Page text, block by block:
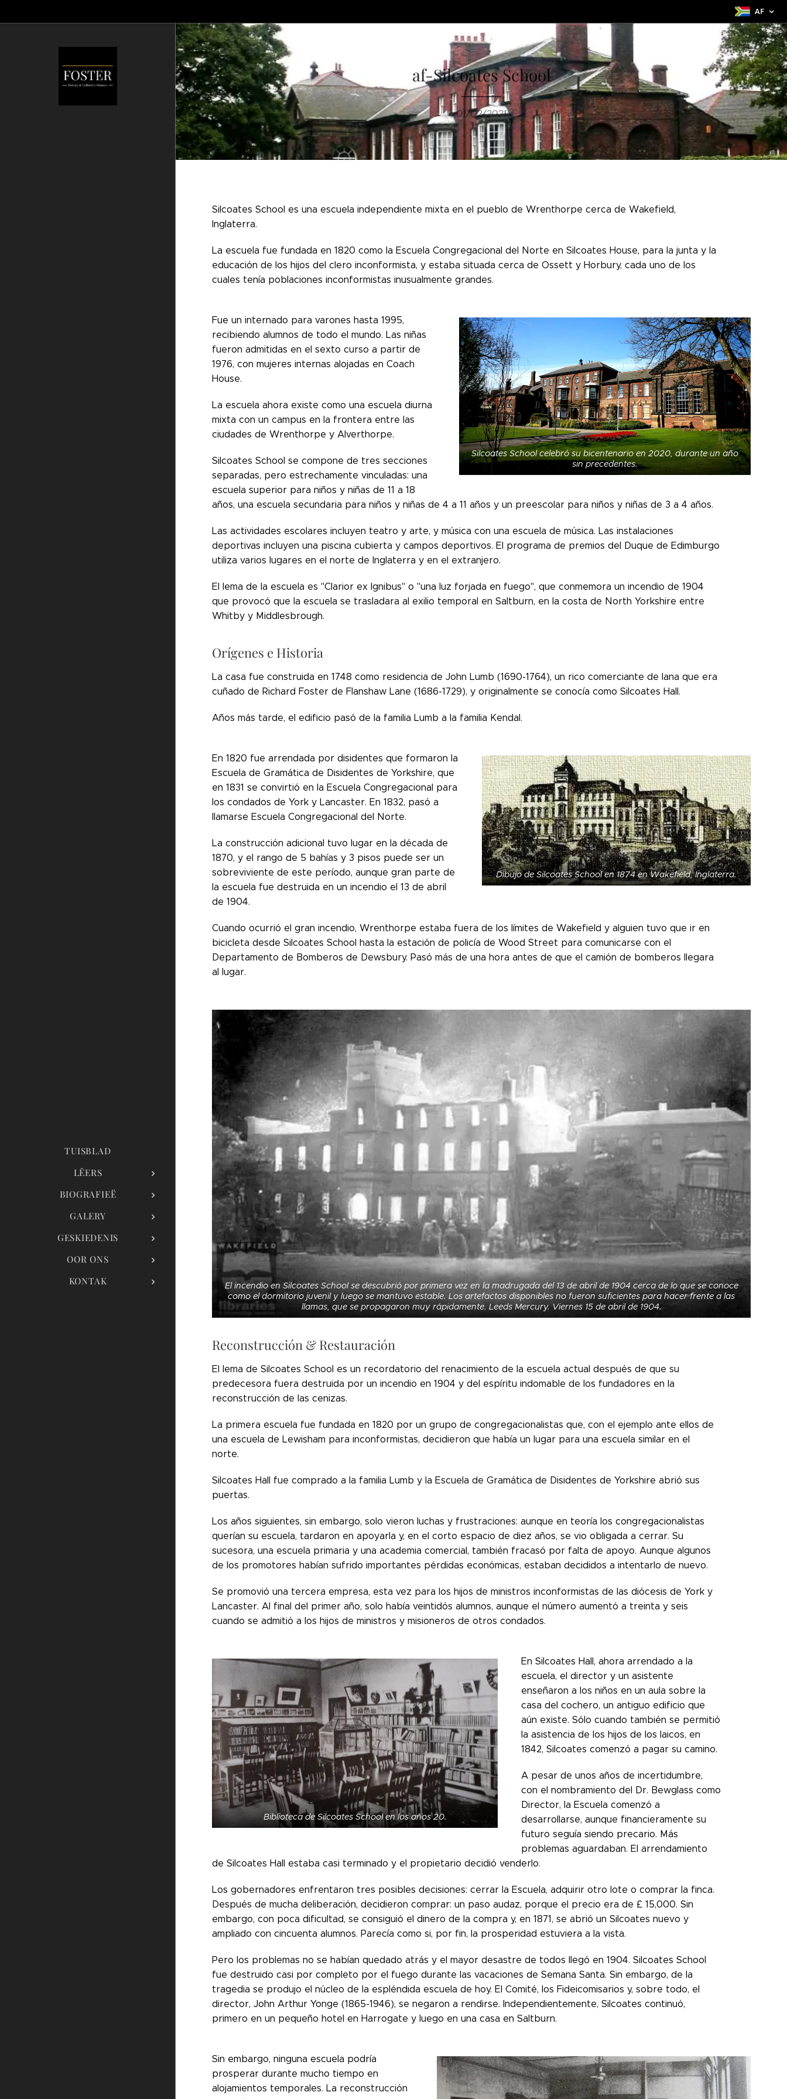
AF
TUISBLAD
LÊERS
BIOGRAFIEË
GALERY
GESKIEDENIS
OOR ONS
KONTAK
af-Silcoates School
01/02/2021
Silcoates School es una escuela independiente mixta en el pueblo de Wrenthorpe cerca de Wakefield,
Inglaterra.
La escuela fue fundada en 1820 como la Escuela Congregacional del Norte en Silcoates House, para la junta y la
educación de los hijos del clero inconformista, y estaba situada cerca de Ossett y Horbury, cada uno de los
cuales tenía poblaciones inconformistas inusualmente grandes.
Silcoates School celebró su bicentenario en 2020, durante un año
sin precedentes.
Fue un internado para varones hasta 1995,
recibiendo alumnos de todo el mundo. Las niñas
fueron admitidas en el sexto curso a partir de
1976, con mujeres internas alojadas en Coach
House.
La escuela ahora existe como una escuela diurna
mixta con un campus en la frontera entre las
ciudades de Wrenthorpe y Alverthorpe.
Silcoates School se compone de tres secciones
separadas, pero estrechamente vinculadas: una
escuela superior para niños y niñas de 11 a 18
años, una escuela secundaria para niños y niñas de 4 a 11 años y un preescolar para niños y niñas de 3 a 4 años.
Las actividades escolares incluyen teatro y arte, y música con una escuela de música. Las instalaciones
deportivas incluyen una piscina cubierta y campos deportivos. El programa de premios del Duque de Edimburgo
utiliza varios lugares en el norte de Inglaterra y en el extranjero.
El lema de la escuela es "Clarior ex Ignibus" o "una luz forjada en fuego", que conmemora un incendio de 1904
que provocó que la escuela se trasladara al exilio temporal en Saltburn, en la costa de North Yorkshire entre
Whitby y Middlesbrough.
Orígenes e Historia
La casa fue construida en 1748 como residencia de John Lumb (1690-1764), un rico comerciante de lana que era
cuñado de Richard Foster de Flanshaw Lane (1686-1729), y originalmente se conocía como Silcoates Hall.
Años más tarde, el edificio pasó de la familia Lumb a la familia Kendal.
Dibujo de Silcoates School en 1874 en Wakefield, Inglaterra.
En 1820 fue arrendada por disidentes que formaron la
Escuela de Gramática de Disidentes de Yorkshire, que
en 1831 se convirtió en la Escuela Congregacional para
los condados de York y Lancaster. En 1832, pasó a
llamarse Escuela Congregacional del Norte.
La construcción adicional tuvo lugar en la década de
1870, y el rango de 5 bahías y 3 pisos puede ser un
sobreviviente de este período, aunque gran parte de
la escuela fue destruida en un incendio el 13 de abril
de 1904.
Cuando ocurrió el gran incendio, Wrenthorpe estaba fuera de los límites de Wakefield y alguien tuvo que ir en
bicicleta desde Silcoates School hasta la estación de policía de Wood Street para comunicarse con el
Departamento de Bomberos de Dewsbury. Pasó más de una hora antes de que el camión de bomberos llegara
al lugar.
El incendio en Silcoates School se descubrió por primera vez en la madrugada del 13 de abril de 1904 cerca de lo que se conoce
como el dormitorio juvenil y luego se mantuvo estable. Los artefactos disponibles no fueron suficientes para hacer frente a las
llamas, que se propagaron muy rápidamente. Leeds Mercury. Viernes 15 de abril de 1904.
Reconstrucción & Restauración
El lema de Silcoates School es un recordatorio del renacimiento de la escuela actual después de que su
predecesora fuera destruida por un incendio en 1904 y del espíritu indomable de los fundadores en la
reconstrucción de las cenizas.
La primera escuela fue fundada en 1820 por un grupo de congregacionalistas que, con el ejemplo ante ellos de
una escuela de Lewisham para inconformistas, decidieron que había un lugar para una escuela similar en el
norte.
Silcoates Hall fue comprado a la familia Lumb y la Escuela de Gramática de Disidentes de Yorkshire abrió sus
puertas.
Los años siguientes, sin embargo, solo vieron luchas y frustraciones: aunque en teoría los congregacionalistas
querían su escuela, tardaron en apoyarla y, en el corto espacio de diez años, se vio obligada a cerrar. Su
sucesora, una escuela primaria y una academia comercial, también fracasó por falta de apoyo. Aunque algunos
de los promotores habían sufrido importantes pérdidas económicas, estaban decididos a intentarlo de nuevo.
Se promovió una tercera empresa, esta vez para los hijos de ministros inconformistas de las diócesis de York y
Lancaster. Al final del primer año, solo había veintidós alumnos, aunque el número aumentó a treinta y seis
cuando se admitió a los hijos de ministros y misioneros de otros condados.
Biblioteca de Silcoates School en los años 20.
En Silcoates Hall, ahora arrendado a la
escuela, el director y un asistente
enseñaron a los niños en un aula sobre la
casa del cochero, un antiguo edificio que
aún existe. Sólo cuando también se permitió
la asistencia de los hijos de los laicos, en
1842, Silcoates comenzó a pagar su camino.
A pesar de unos años de incertidumbre,
con el nombramiento del Dr. Bewglass como
Director, la Escuela comenzó a
desarrollarse, aunque financieramente su
futuro seguía siendo precario. Más
problemas aguardaban. El arrendamiento
de Silcoates Hall estaba casi terminado y el propietario decidió venderlo.
Los gobernadores enfrentaron tres posibles decisiones: cerrar la Escuela, adquirir otro lote o comprar la finca.
Después de mucha deliberación, decidieron comprar: un paso audaz, porque el precio era de £ 15,000. Sin
embargo, con poca dificultad, se consiguió el dinero de la compra y, en 1871, se abrió un Silcoates nuevo y
ampliado con cincuenta alumnos. Parecía como si, por fin, la prosperidad estuviera a la vista.
Pero los problemas no se habían quedado atrás y el mayor desastre de todos llegó en 1904. Silcoates School
fue destruido casi por completo por el fuego durante las vacaciones de Semana Santa. Sin embargo, de la
tragedia se produjo el núcleo de la espléndida escuela de hoy. El Comité, los Fideicomisarios y, sobre todo, el
director, John Arthur Yonge (1865-1946), se negaron a rendirse. Independientemente, Silcoates continuó,
primero en un pequeño hotel en Harrogate y luego en una casa en Saltburn.
Sin embargo, ninguna escuela podría
prosperar durante mucho tiempo en
alojamientos temporales. La reconstrucción